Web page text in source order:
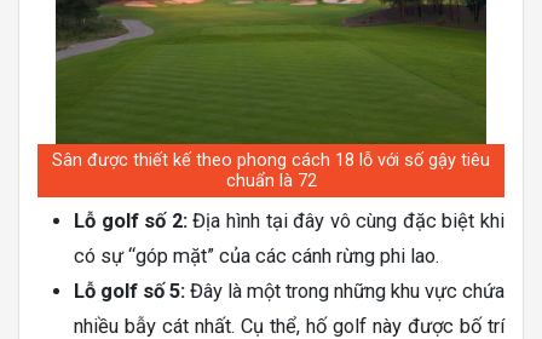
Sân được thiết kế theo phong cách 18 lỗ với số gậy tiêu
chuẩn là 72
Lỗ golf số 2:Địa hình tại đây vô cùng đặc biệt khi
có sự “góp mặt” của các cánh rừng phi lao.
Lỗ golf số 5: Đây là một trong những khu vực chứa
nhiều bẫy cát nhất. Cụ thể, hố golf này được bố trí